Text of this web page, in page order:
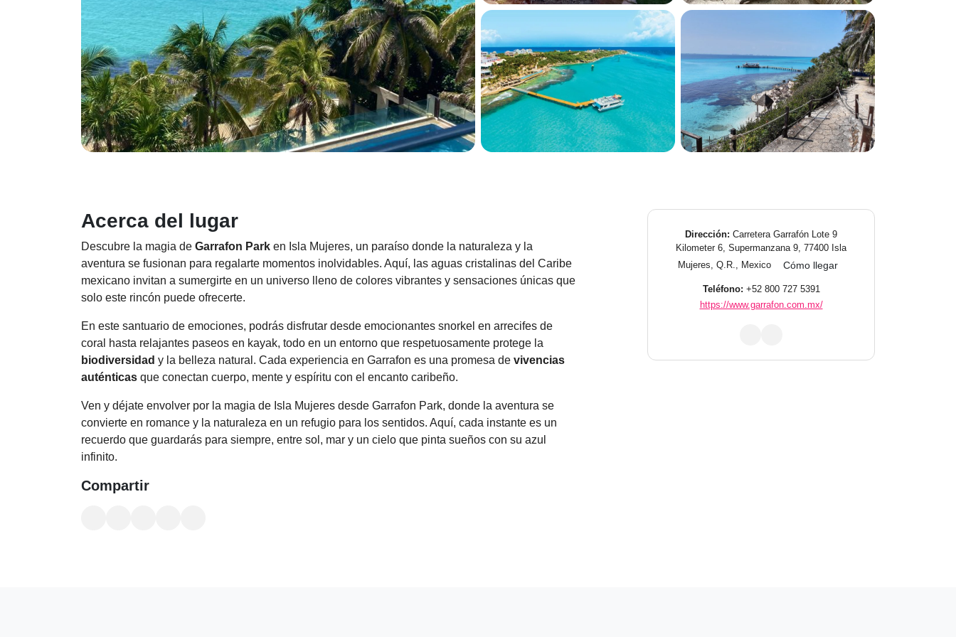
Acerca del lugar
Descubre la magia de Garrafon Park en Isla Mujeres, un paraíso donde la naturaleza y la
aventura se fusionan para regalarte momentos inolvidables. Aquí, las aguas cristalinas del Caribe
mexicano invitan a sumergirte en un universo lleno de colores vibrantes y sensaciones únicas que
solo este rincón puede ofrecerte.
En este santuario de emociones, podrás disfrutar desde emocionantes snorkel en arrecifes de
coral hasta relajantes paseos en kayak, todo en un entorno que respetuosamente protege la
biodiversidad y la belleza natural. Cada experiencia en Garrafon es una promesa de vivencias
auténticas que conectan cuerpo, mente y espíritu con el encanto caribeño.
Ven y déjate envolver por la magia de Isla Mujeres desde Garrafon Park, donde la aventura se
convierte en romance y la naturaleza en un refugio para los sentidos. Aquí, cada instante es un
recuerdo que guardarás para siempre, entre sol, mar y un cielo que pinta sueños con su azul
infinito.
Compartir
Dirección: Carretera Garrafón Lote 9
Kilometer 6, Supermanzana 9, 77400 Isla
Mujeres, Q.R., Mexico
Cómo llegar
Teléfono: +52 800 727 5391
https://www.garrafon.com.mx/